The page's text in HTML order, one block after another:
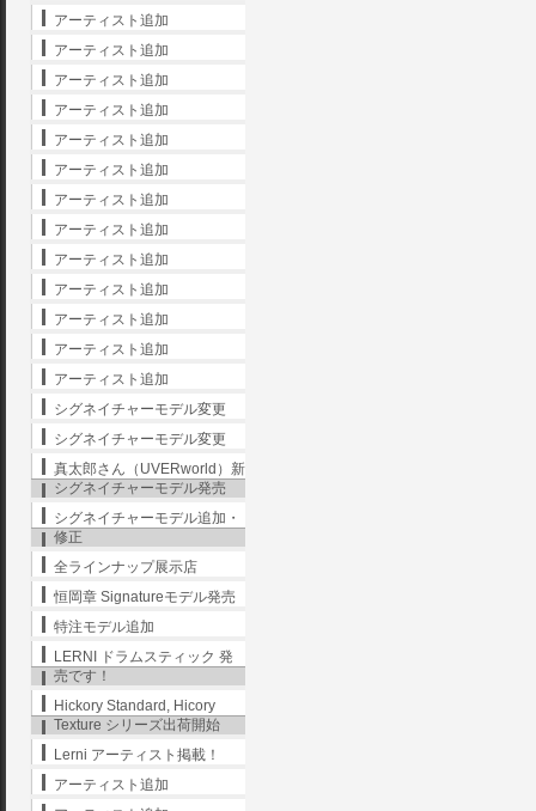
アーティスト追加
アーティスト追加
アーティスト追加
アーティスト追加
アーティスト追加
アーティスト追加
アーティスト追加
アーティスト追加
アーティスト追加
アーティスト追加
アーティスト追加
アーティスト追加
アーティスト追加
シグネイチャーモデル変更
シグネイチャーモデル変更
真太郎さん（UVERworld）新
シグネイチャーモデル発売
シグネイチャーモデル追加・
修正
全ラインナップ展示店
恒岡章 Signatureモデル発売
特注モデル追加
LERNI ドラムスティック 発
売です！
Hickory Standard, Hicory
Texture シリーズ出荷開始
Lerni アーティスト掲載！
アーティスト追加